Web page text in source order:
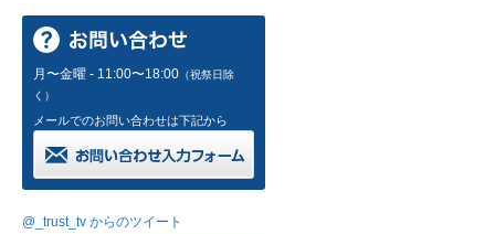
月〜金曜 - 11:00〜18:00 （祝祭日除
く）
メールでのお問い合わせは下記から
@_trust_tv からのツイート